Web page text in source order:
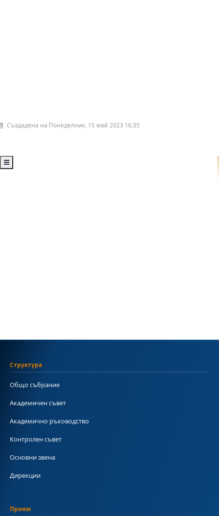
Създадена на Понеделник, 15 май 2023 16:35
Структура
Общо събрание
Академичен съвет
Академично ръководство
Контролен съвет
Основни звена
Дирекции
Прием